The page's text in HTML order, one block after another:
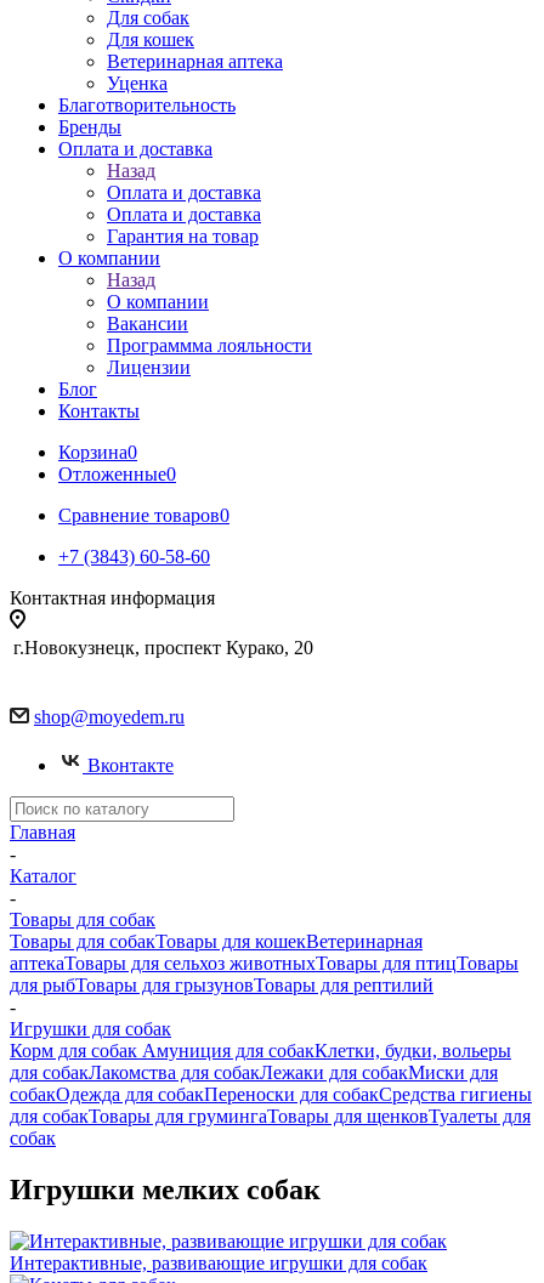
Для собак
Для кошек
Ветеринарная аптека
Уценка
Благотворительность
Бренды
Оплата и доставка
Назад
Оплата и доставка
Оплата и доставка
Гарантия на товар
О компании
Назад
О компании
Вакансии
Программма лояльности
Лицензии
Блог
Контакты
Корзина0
Отложенные0
Сравнение товаров0
+7 (3843) 60-58-60
Контактная информация
г.Новокузнецк, проспект Курако, 20
shop@moyedem.ru
Вконтакте
Главная
-
Каталог
-
Товары для собак
Товары для собакТовары для кошекВетеринарная
аптекаТовары для сельхоз животныхТовары для птицТовары
для рыбТовары для грызуновТовары для рептилий
-
Игрушки для собак
Корм для собак Амуниция для собакКлетки, будки, вольеры
для собакЛакомства для собакЛежаки для собакМиски для
собакОдежда для собакПереноски для собакСредства гигиены
для собакТовары для грумингаТовары для щенковТуалеты для
собак
Игрушки мелких собак
Интерактивные, развивающие игрушки для собак